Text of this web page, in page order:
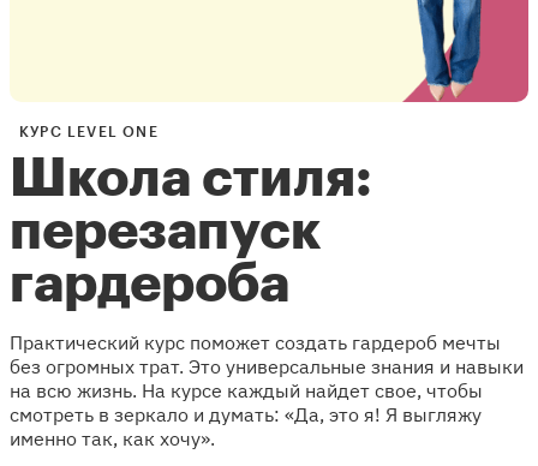
КУРС LEVEL ONE
Школа стиля:
перезапуск
гардероба
Практический курс поможет создать гардероб мечты
без огромных трат. Это универсальные знания и навыки
на всю жизнь. На курсе каждый найдет свое, чтобы
смотреть в зеркало и думать: «Да, это я! Я выгляжу
именно так, как хочу».